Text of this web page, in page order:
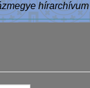
hírarchívum